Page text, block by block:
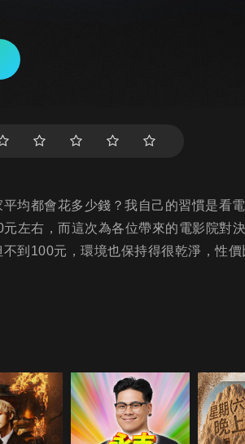
均都會花多少錢？我自己的習慣是看
元左右，而這次為各位帶來的電影院對
到100元，環境也保持得很乾淨，性價